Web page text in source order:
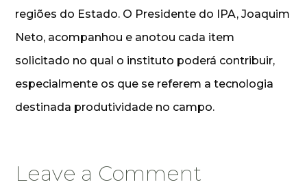
regiões do Estado. O Presidente do IPA, Joaquim
Neto, acompanhou e anotou cada item
solicitado no qual o instituto poderá contribuir,
especialmente os que se referem a tecnologia
destinada produtividade no campo.
Leave a Comment